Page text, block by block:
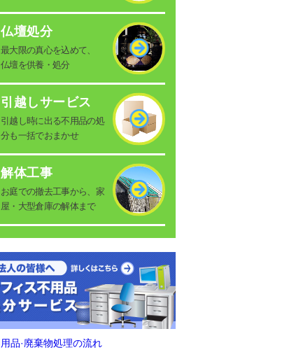
仏壇処分
最大限の真心を込めて、
仏壇を供養・処分
引越しサービス
引越し時に出る不用品の処
分も一括でおまかせ
解体工事
お庭での撤去工事から、家
屋・大型倉庫の解体まで